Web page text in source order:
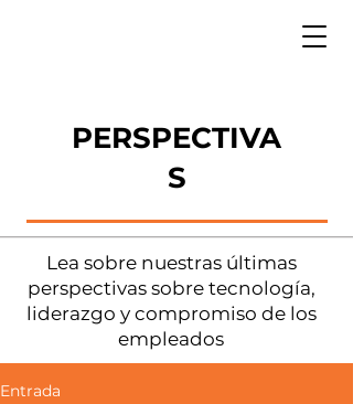
PERSPECTIVA
S
Lea sobre nuestras últimas
perspectivas sobre tecnología,
liderazgo y compromiso de los
empleados
Entrada